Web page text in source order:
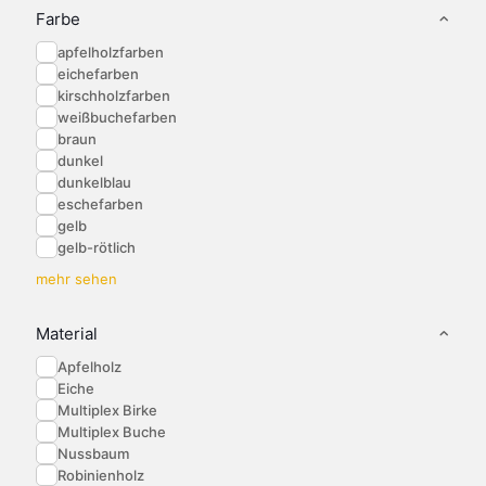
Farbe
apfelholzfarben
eichefarben
kirschholzfarben
weißbuchefarben
braun
dunkel
dunkelblau
eschefarben
gelb
gelb-rötlich
mehr sehen
Material
Apfelholz
Eiche
Multiplex Birke
Multiplex Buche
Nussbaum
Robinienholz